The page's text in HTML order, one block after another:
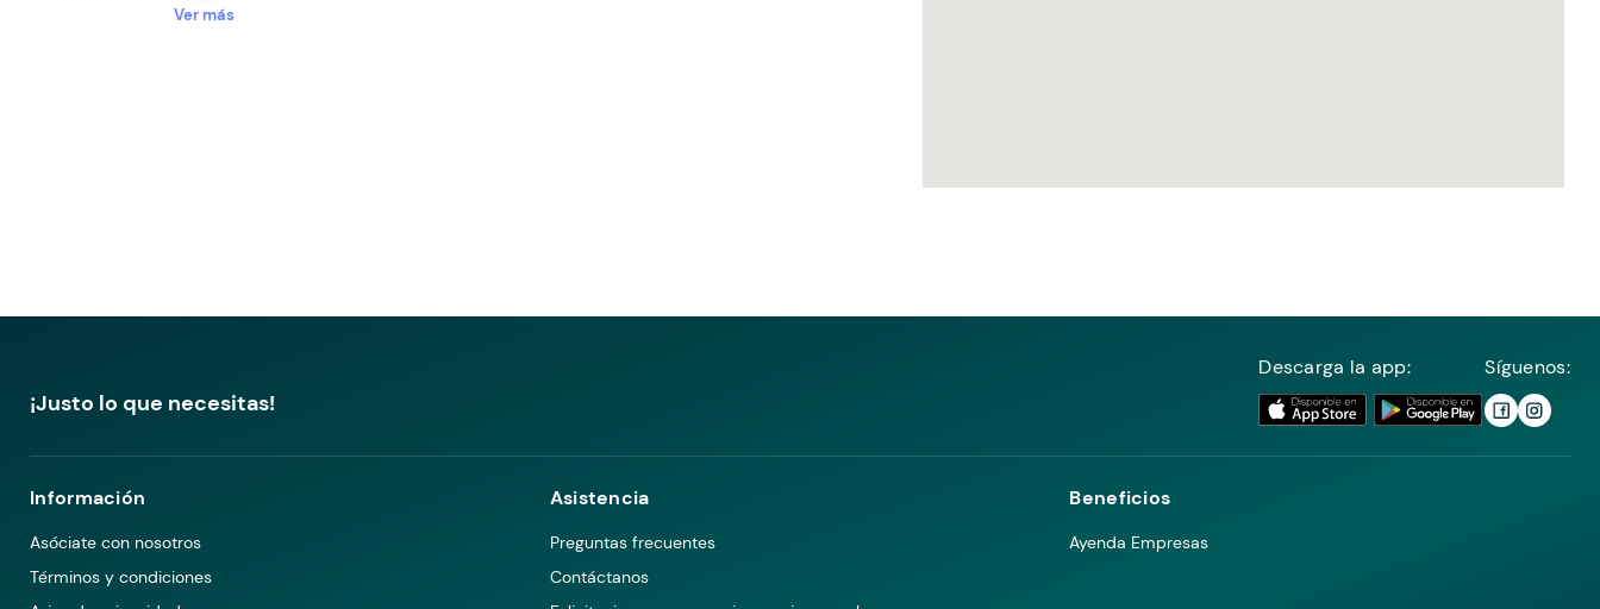
Ver más
¡Justo lo que necesitas!
Descarga la app: Síguenos:
Información
Asóciate con nosotros
Términos y condiciones
Asistencia
Preguntas frecuentes
Contáctanos
Beneficios
Ayenda Empresas